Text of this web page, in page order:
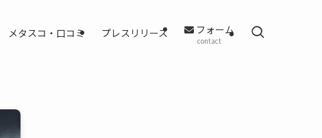
メタスコ・口コミ プレスリリース フォーム
contact